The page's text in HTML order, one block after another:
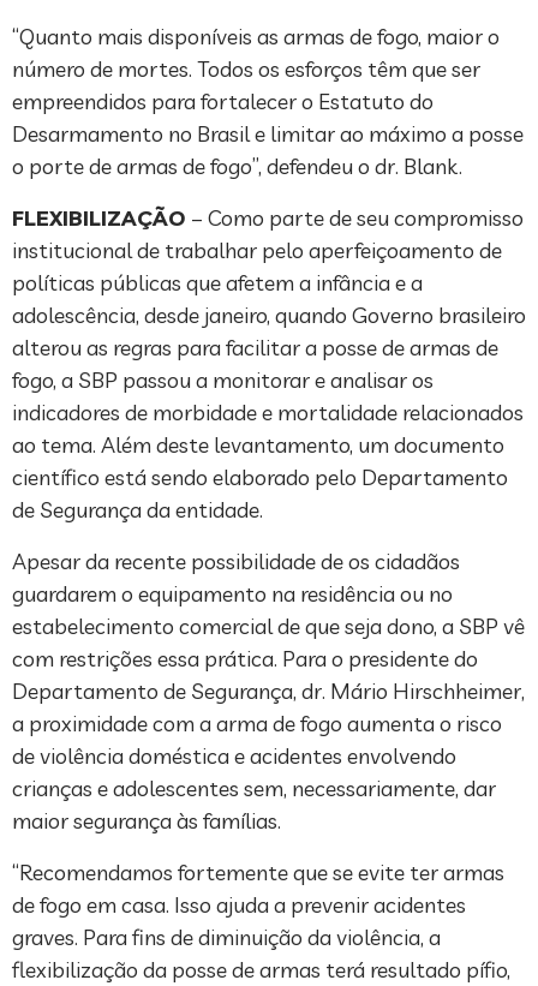
“Quanto mais disponíveis as armas de fogo, maior o
número de mortes. Todos os esforços têm que ser
empreendidos para fortalecer o Estatuto do
Desarmamento no Brasil e limitar ao máximo a posse
o porte de armas de fogo”, defendeu o dr. Blank.
FLEXIBILIZAÇÃO – Como parte de seu compromisso
institucional de trabalhar pelo aperfeiçoamento de
políticas públicas que afetem a infância e a
adolescência, desde janeiro, quando Governo brasileiro
alterou as regras para facilitar a posse de armas de
fogo, a SBP passou a monitorar e analisar os
indicadores de morbidade e mortalidade relacionados
ao tema. Além deste levantamento, um documento
científico está sendo elaborado pelo Departamento
de Segurança da entidade.
Apesar da recente possibilidade de os cidadãos
guardarem o equipamento na residência ou no
estabelecimento comercial de que seja dono, a SBP vê
com restrições essa prática. Para o presidente do
Departamento de Segurança, dr. Mário Hirschheimer,
a proximidade com a arma de fogo aumenta o risco
de violência doméstica e acidentes envolvendo
crianças e adolescentes sem, necessariamente, dar
maior segurança às famílias.
“Recomendamos fortemente que se evite ter armas
de fogo em casa. Isso ajuda a prevenir acidentes
graves. Para fins de diminuição da violência, a
flexibilização da posse de armas terá resultado pífio,